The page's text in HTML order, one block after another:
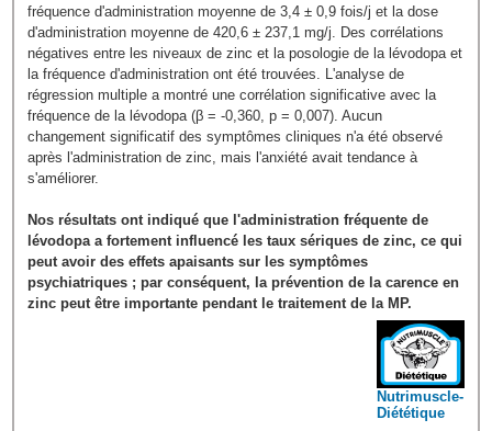
fréquence d'administration moyenne de 3,4 ± 0,9 fois/j et la dose
d'administration moyenne de 420,6 ± 237,1 mg/j. Des corrélations
négatives entre les niveaux de zinc et la posologie de la lévodopa et
la fréquence d'administration ont été trouvées. L'analyse de
régression multiple a montré une corrélation significative avec la
fréquence de la lévodopa (β = -0,360, p = 0,007). Aucun
changement significatif des symptômes cliniques n'a été observé
après l'administration de zinc, mais l'anxiété avait tendance à
s'améliorer.
Nos résultats ont indiqué que l'administration fréquente de
lévodopa a fortement influencé les taux sériques de zinc, ce qui
peut avoir des effets apaisants sur les symptômes
psychiatriques ; par conséquent, la prévention de la carence en
zinc peut être importante pendant le traitement de la MP.
Nutrimuscle-
Diététique